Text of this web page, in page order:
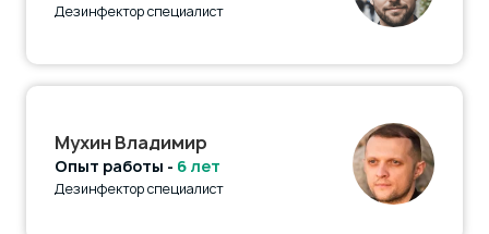
Дезинфектор специалист
Мухин Владимир
Опыт работы - 6 лет
Дезинфектор специалист